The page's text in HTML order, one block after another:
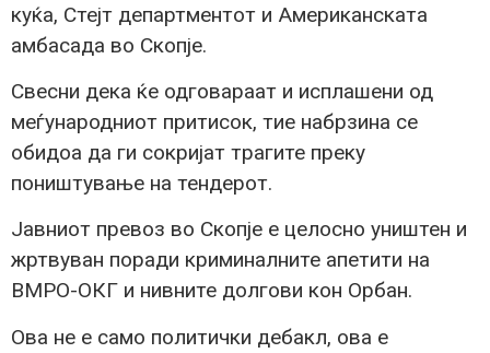
куќа, Стејт департментот и Американската
амбасада во Скопје.
Свесни дека ќе одговараат и исплашени од
меѓународниот притисок, тие набрзина се
обидоа да ги сокријат трагите преку
поништување на тендерот.
Јавниот превоз во Скопје е целосно уништен и
жртвуван поради криминалните апетити на
ВМРО-ОКГ и нивните долгови кон Орбан.
Ова не е само политички дебакл, ова е